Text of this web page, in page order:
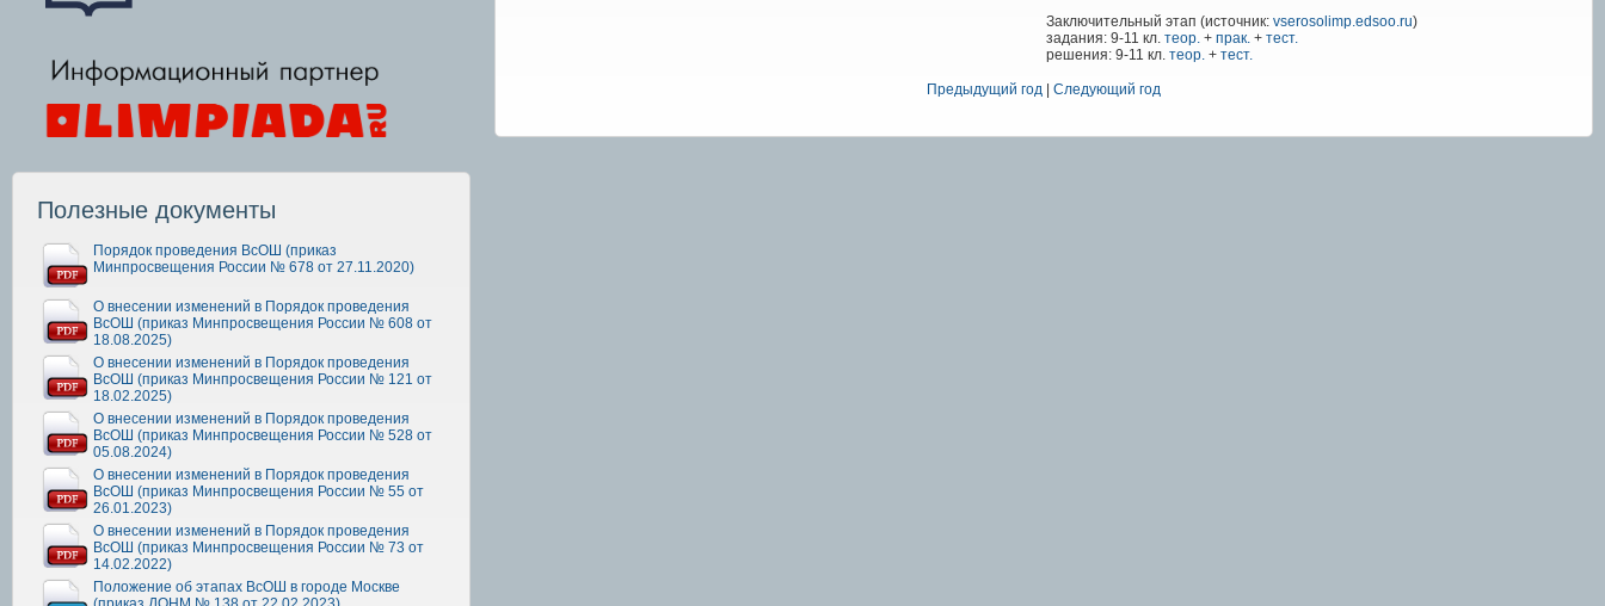
Полезные документы
Порядок проведения ВсОШ (приказ
Минпросвещения России № 678 от 27.11.2020)
О внесении изменений в Порядок проведения
ВсОШ (приказ Минпросвещения России № 608 от
18.08.2025)
О внесении изменений в Порядок проведения
ВсОШ (приказ Минпросвещения России № 121 от
18.02.2025)
О внесении изменений в Порядок проведения
ВсОШ (приказ Минпросвещения России № 528 от
05.08.2024)
О внесении изменений в Порядок проведения
ВсОШ (приказ Минпросвещения России № 55 от
26.01.2023)
О внесении изменений в Порядок проведения
ВсОШ (приказ Минпросвещения России № 73 от
14.02.2022)
Положение об этапах ВсОШ в городе Москве
Заключительный этап (источник: vserosolimp.edsoo.ru)
задания: 9-11 кл. теор. + прак. + тест.
решения: 9-11 кл. теор. + тест.
Предыдущий год | Следующий год